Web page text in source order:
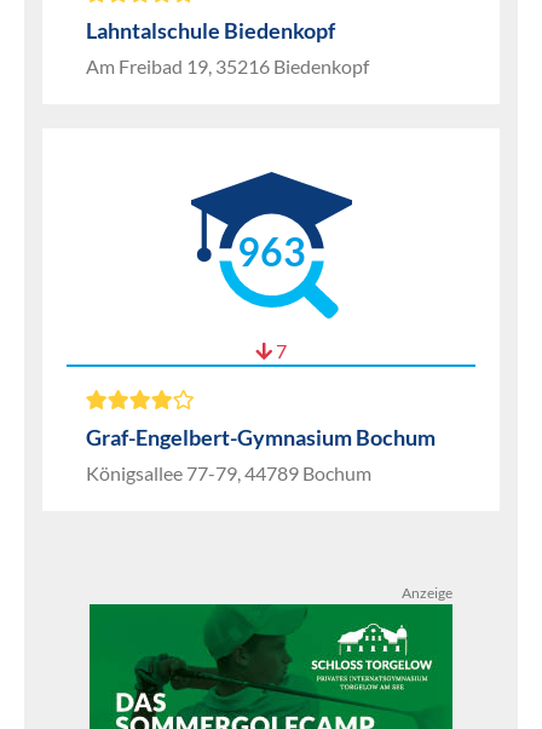
Lahntalschule Biedenkopf
Am Freibad 19, 35216 Biedenkopf
963
7
Graf-Engelbert-Gymnasium Bochum
Königsallee 77-79, 44789 Bochum
Anzeige